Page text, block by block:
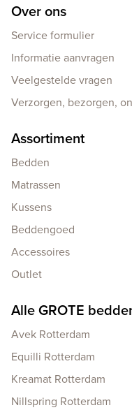
Over ons
Service formulier
Informatie aanvragen
Veelgestelde vragen
Verzorgen, bezorgen,
Assortiment
Bedden
Matrassen
Kussens
Beddengoed
Accessoires
Outlet
Alle GROTE
Avek Rotterdam
Equilli Rotterdam
Kreamat Rotterdam
Nillspring Rotterdam